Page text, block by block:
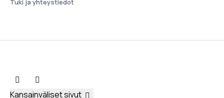
Tuki ja yhteystiedot
Kansainväliset sivut